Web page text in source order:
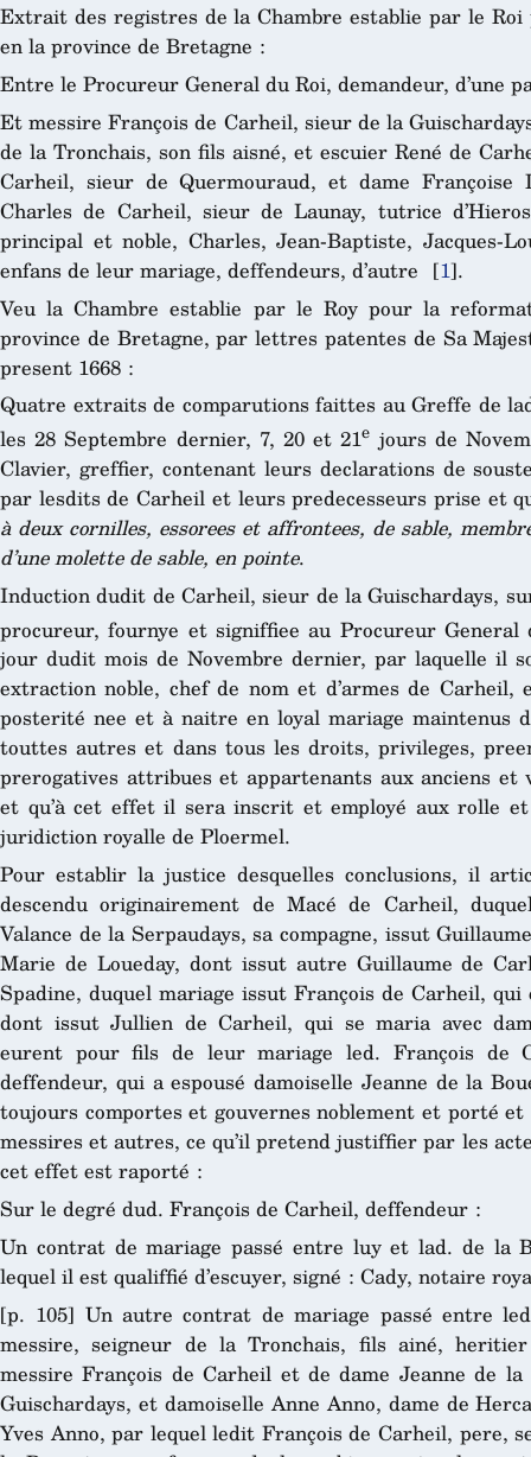
Extrait des registres de la Chambre establie par le
en la province de Bretagne :
Entre le Procureur General du Roi, demandeur, d’une
Et messire François de Carheil, sieur de la
de la Tronchais, son fils aisné, et escuier René de
Carheil, sieur de Quermouraud, et dame Françoise
Charles de Carheil, sieur de Launay, tutrice
principal et noble, Charles, Jean-Baptiste, Jacques-
enfans de leur mariage, deffendeurs, d’autre [1].
Veu la Chambre establie par le Roy pour la
province de Bretagne, par lettres patentes de Sa
present 1668 :
Quatre extraits de comparutions faittes au Greffe de
les 28 Septembre dernier, 7, 20 et 21e jours de
Clavier, greffier, contenant leurs declarations de
par lesdits de Carheil et leurs predecesseurs prise et
à deux cornilles, essorees et affrontees, de sable,
d’une molette de sable, en pointe.
Induction dudit de Carheil, sieur de la Guischardays,
procureur, fournye et signiffiee au Procureur
jour dudit mois de Novembre dernier, par laquelle il
extraction noble, chef de nom et d’armes de
posterité nee et à naitre en loyal mariage maintenus
touttes autres et dans tous les droits, privileges,
prerogatives attribues et appartenants aux anciens et
et qu’à cet effet il sera inscrit et employé aux rolle
juridiction royalle de Ploermel.
Pour establir la justice desquelles conclusions, il
descendu originairement de Macé de Carheil,
Valance de la Serpaudays, sa compagne, issut
Marie de Loueday, dont issut autre Guillaume de
Spadine, duquel mariage issut François de Carheil,
dont issut Jullien de Carheil, qui se maria avec
eurent pour fils de leur mariage led. François de
deffendeur, qui a espousé damoiselle Jeanne de la
toujours comportes et gouvernes noblement et porté
messires et autres, ce qu’il pretend justiffier par les
cet effet est raporté :
Sur le degré dud. François de Carheil, deffendeur :
Un contrat de mariage passé entre luy et lad. de la
lequel il est qualiffié d’escuyer, signé : Cady, notaire
[p. 105] Un autre contrat de mariage passé entre
messire, seigneur de la Tronchais, fils ainé,
messire François de Carheil et de dame Jeanne de
Guischardays, et damoiselle Anne Anno, dame de
Yves Anno, par lequel ledit François de Carheil, pere,